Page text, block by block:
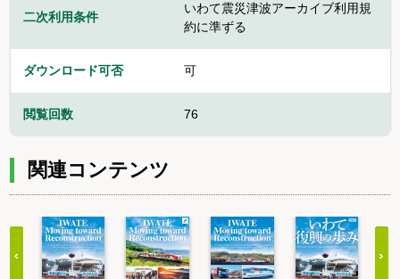
二次利用条件
いわて震災津波アーカイブ利用規
約に準ずる
ダウンロード可否 可
閲覧回数 76
関連コンテンツ